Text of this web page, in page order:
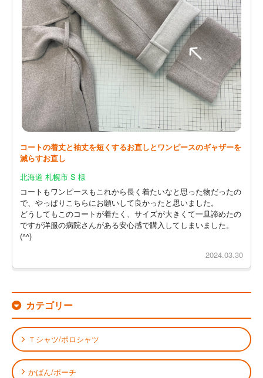
コートの着丈と袖丈を短くするお直しとワンピースのギャザーを
減らすお直し
北海道 札幌市 S 様
コートもワンピースもこれから長く着たいなと思った物だったの
で、やっぱりこちらにお願いして良かったと思いました。
どうしてもこのコートが着たく、サイズが大きくて一旦諦めたの
ですが洋服の病院さんがある安心感で購入してしまいました。
(^^)
2024.03.30
カテゴリー
Ｔシャツ/ポロシャツ
かばん/ポーチ